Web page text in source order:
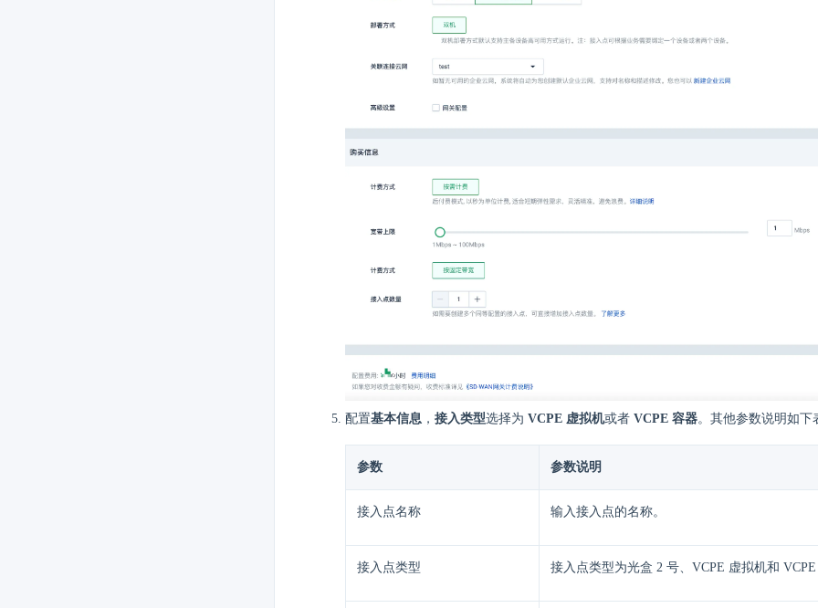
配置基本信息 ， 接入类型选择为 VCPE 虚拟机或者 VCPE 容器。其他参数说明如下
参数 参数说明
接入点名称 输入接入点的名称。
接入点类型 接入点类型为光盒 2 号、VCPE 虚拟机和